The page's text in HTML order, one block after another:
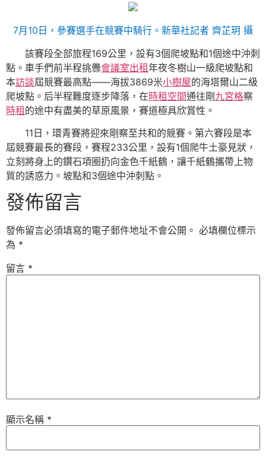
7月10日，參賽選手在競賽中騎行。新華社記者 齊芷玥 攝
該賽段全部旅程169公里，設有3個爬坡點和1個途中沖刺
點。車手們前半程挑釁會議室出租年夜冬樹山一級爬坡點和
本訪談屆競賽最高點——海拔3869米小樹屋的海塔爾山二級
爬坡點。后半程難度逐步降落，在時租空間通往剛九宮格察
時租的途中有盡美的草原風景，賽道極具欣賞性。
11日，環青賽將迎來剛察至共和的競賽。第六賽段是本
屆競賽最長的賽段，賽程233公里，設有1個爬牛土豪見狀，
立刻將身上的鑽石項圈扔向金色千紙鶴，讓千紙鶴攜帶上物
質的誘惑力。坡點和3個途中沖刺點。
發佈留言
發佈留言必須填寫的電子郵件地址不會公開。 必填欄位標示
為 *
留言 *
顯示名稱 *